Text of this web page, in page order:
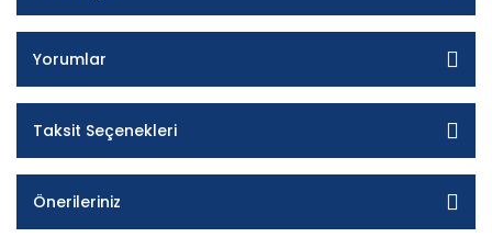
Yorumlar
Taksit Seçenekleri
Önerileriniz